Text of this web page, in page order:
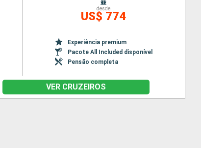
desde
US$ 774
Experiência premium
Pacote All Included disponível
Pensão completa
VER CRUZEIROS